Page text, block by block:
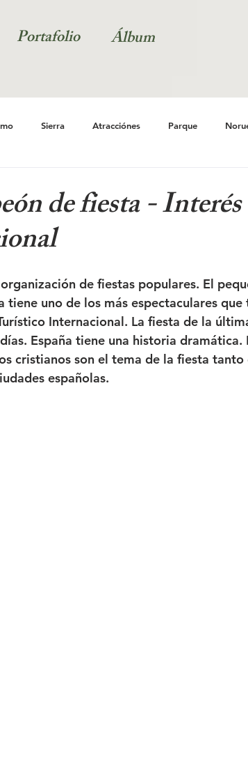
Portafolio Álbum
Sierra Atracciónes Parque
de fiesta - Interés
de fiestas populares. El
uno de los más espectaculares que
Internacional. La fiesta de la
España tiene una historia dramática.
cristianos son el tema de la fiesta tanto
españolas.